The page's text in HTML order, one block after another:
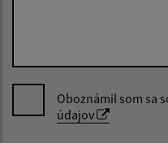
Oboznámil som sa
údajov